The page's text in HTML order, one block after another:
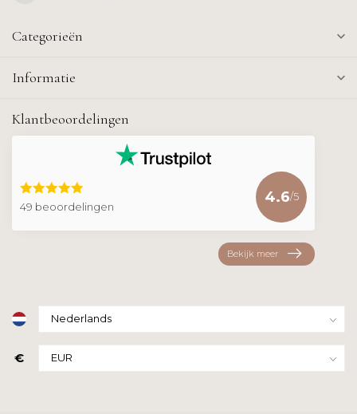
Categorieën
Informatie
Klantbeoordelingen
49 beoordelingen
4.6/5
Bekijk meer
€